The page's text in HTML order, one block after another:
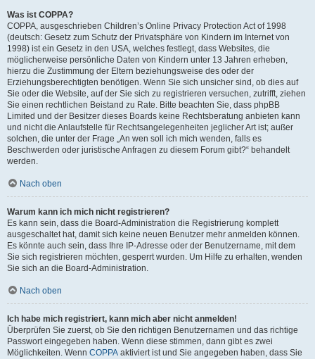
Was ist COPPA?
COPPA, ausgeschrieben Children’s Online Privacy Protection Act of 1998
(deutsch: Gesetz zum Schutz der Privatsphäre von Kindern im Internet von
1998) ist ein Gesetz in den USA, welches festlegt, dass Websites, die
möglicherweise persönliche Daten von Kindern unter 13 Jahren erheben,
hierzu die Zustimmung der Eltern beziehungsweise des oder der
Erziehungsberechtigten benötigen. Wenn Sie sich unsicher sind, ob dies auf
Sie oder die Website, auf der Sie sich zu registrieren versuchen, zutrifft, ziehen
Sie einen rechtlichen Beistand zu Rate. Bitte beachten Sie, dass phpBB
Limited und der Besitzer dieses Boards keine Rechtsberatung anbieten kann
und nicht die Anlaufstelle für Rechtsangelegenheiten jeglicher Art ist; außer
solchen, die unter der Frage „An wen soll ich mich wenden, falls es
Beschwerden oder juristische Anfragen zu diesem Forum gibt?“ behandelt
werden.
Nach oben
Warum kann ich mich nicht registrieren?
Es kann sein, dass die Board-Administration die Registrierung komplett
ausgeschaltet hat, damit sich keine neuen Benutzer mehr anmelden können.
Es könnte auch sein, dass Ihre IP-Adresse oder der Benutzername, mit dem
Sie sich registrieren möchten, gesperrt wurden. Um Hilfe zu erhalten, wenden
Sie sich an die Board-Administration.
Nach oben
Ich habe mich registriert, kann mich aber nicht anmelden!
Überprüfen Sie zuerst, ob Sie den richtigen Benutzernamen und das richtige
Passwort eingegeben haben. Wenn diese stimmen, dann gibt es zwei
Möglichkeiten. Wenn COPPA aktiviert ist und Sie angegeben haben, dass Sie